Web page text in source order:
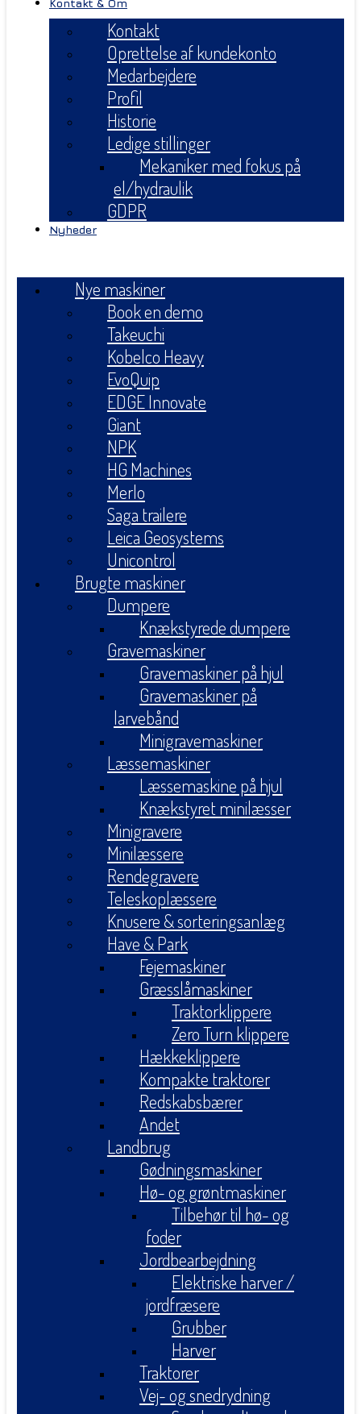
Kontakt & Om
Kontakt
Oprettelse af kundekonto
Medarbejdere
Profil
Historie
Ledige stillinger
Mekaniker med fokus på
el/hydraulik
GDPR
Nyheder
Nye maskiner
Book en demo
Takeuchi
Kobelco Heavy
EvoQuip
EDGE Innovate
Giant
NPK
HG Machines
Merlo
Saga trailere
Leica Geosystems
Unicontrol
Brugte maskiner
Dumpere
Knækstyrede dumpere
Gravemaskiner
Gravemaskiner på hjul
Gravemaskiner på
larvebånd
Minigravemaskiner
Læssemaskiner
Læssemaskine på hjul
Knækstyret minilæsser
Minigravere
Minilæssere
Rendegravere
Teleskoplæssere
Knusere & sorteringsanlæg
Have & Park
Fejemaskiner
Græsslåmaskiner
Traktorklippere
Zero Turn klippere
Hækkeklippere
Kompakte traktorer
Redskabsbærer
Andet
Landbrug
Gødningsmaskiner
Hø- og grøntmaskiner
Tilbehør til hø- og
foder
Jordbearbejdning
Elektriske harver /
jordfræsere
Grubber
Harver
Traktorer
Vej- og snedrydning